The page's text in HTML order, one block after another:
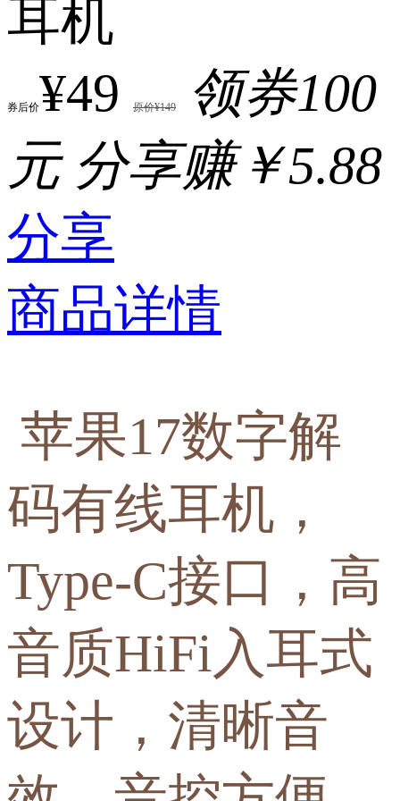
耳机
券后价¥49 原价¥149
领券100
元 分享赚￥5.88
分享
商品详情
苹果17数字解
码有线耳机，
Type-C接口，高
音质HiFi入耳式
设计，清晰音